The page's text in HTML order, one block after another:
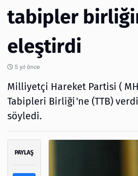
tabipler
eleştirdi
5 yıl önce
Milliyetçi Hareket Partisi (
Tabipleri Birliği'ne (TTB)
söyledi.
PAYLAŞ